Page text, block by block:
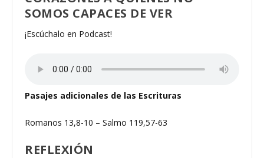
SOMOS CAPACES DE VER
¡Escúchalo en Podcast!
Pasajes adicionales de las Escrituras
Romanos 13,8-10 – Salmo 119,57-63
REFLEXIÓN